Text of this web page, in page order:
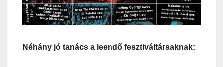
Néhány jó tanács a leendő fesztiváltársaknak: